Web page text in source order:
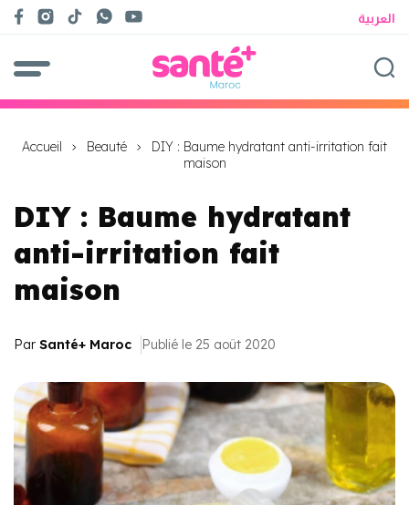
العربية
Accueil Beauté
DIY : Baume hydratant anti-irritation fait
maison
DIY : Baume hydratant
anti-irritation fait
maison
Par Santé+ Maroc Publié le 25 août 2020